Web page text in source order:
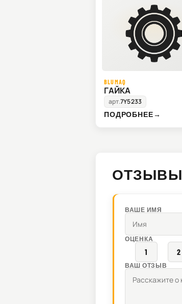
BLUMAQ
ГАЙКА
арт.7Y5233
ПОДРОБНЕЕ→
ОТЗЫВЫ
ВАШЕ ИМЯ
ОЦЕНКА
1 2
ВАШ ОТЗЫВ